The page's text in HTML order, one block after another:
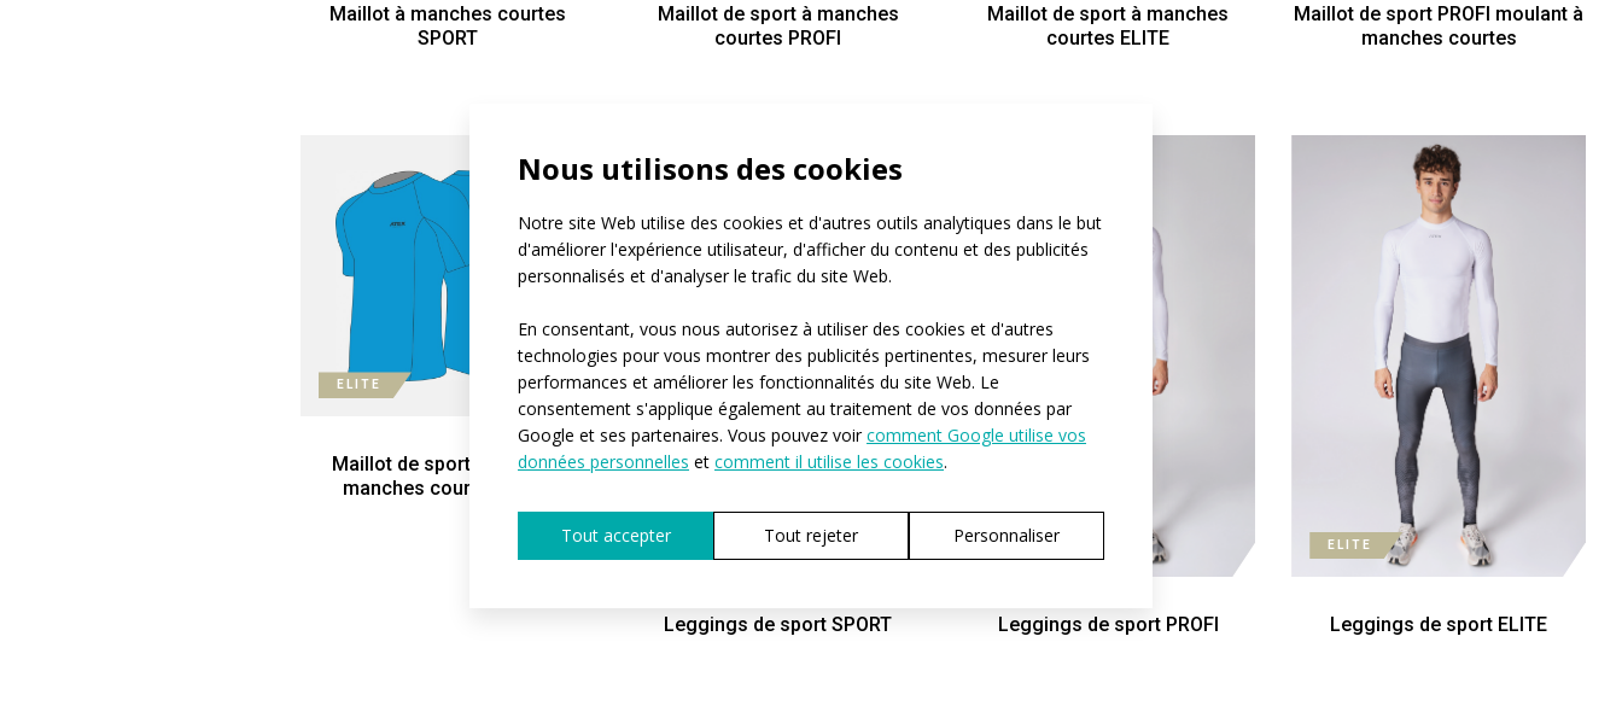
Nous utilisons des cookies
Notre site Web utilise des cookies et d'autres outils analytiques dans le but
d'améliorer l'expérience utilisateur, d'afficher du contenu et des publicités
personnalisés et d'analyser le trafic du site Web.
En consentant, vous nous autorisez à utiliser des cookies et d'autres
technologies pour vous montrer des publicités pertinentes, mesurer leurs
performances et améliorer les fonctionnalités du site Web. Le
consentement s'applique également au traitement de vos données par
Google et ses partenaires. Vous pouvez voircomment Google utilise vos
données personnelles et comment il utilise les cookies.
Tout accepter Tout rejeter Personnaliser
Maillot à manches courtes
SPORT
Maillot de sport à manches
courtes PROFI
Maillot de sport à manches
courtes ELITE
Maillot de sport PROFI moulant à
manches courtes
ELITE
Maillot de sport moulant à
manches courtes ELITE
SPORT
Leggings de sport SPORT
PROFI
Leggings de sport PROFI
ELITE
Leggings de sport ELITE